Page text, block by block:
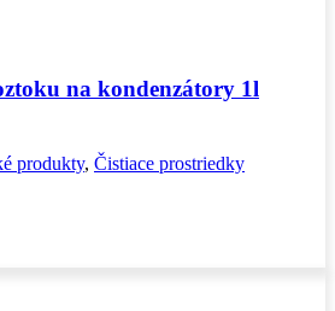
na kondenzátory 1l
produkty, Čistiace prostriedky